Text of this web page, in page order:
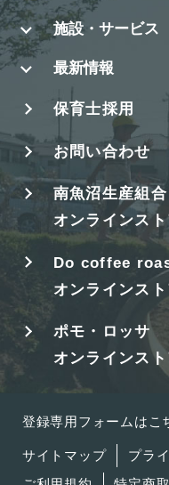
施設・サービス
最新情報
保育士採用
お問い合わせ
南魚沼生産組合
オンラインス
Do coffee
オンラインス
ポモ・ロッサ
オンラインス
登録専用フォームはこ
サイトマップ
プラ